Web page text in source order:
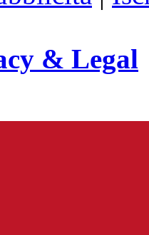
& Legal